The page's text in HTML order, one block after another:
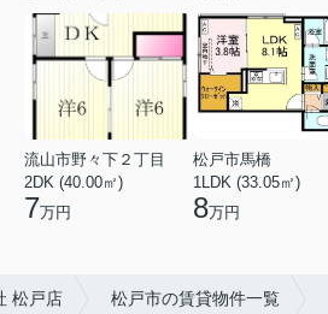
流山市野々下２丁目
2DK (40.00㎡)
7万円
松戸市馬橋
1LDK (33.05㎡)
8万円
松戸店 松戸市の賃貸物件一覧